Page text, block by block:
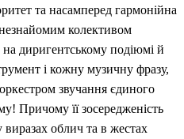
та насамперед гармонійна
незнайомим колективом
диригентському подіюмі й
і кожну музичну фразу,
звучання єдиного
Причому її зосередженість
виразах облич та в жестах